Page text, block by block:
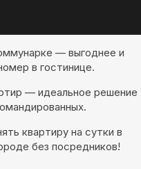
— выгоднее и
в гостинице.
— идеальное решение
квартиру на сутки в
без посредников!